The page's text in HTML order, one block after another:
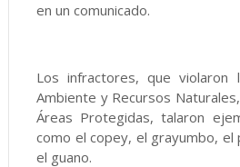
en un comunicado.
Los infractores, que violaron
Ambiente y Recursos
Áreas Protegidas, talaron
como el copey, el grayumbo, el
el guano.